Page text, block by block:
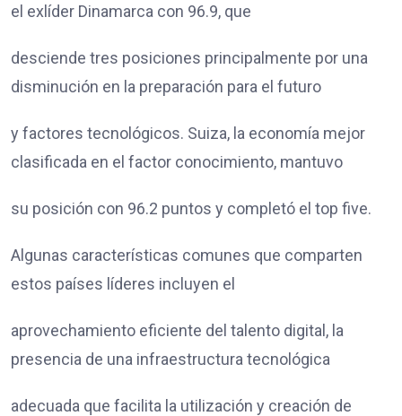
el exlíder Dinamarca con 96.9, que
desciende tres posiciones principalmente por una
disminución en la preparación para el futuro
y factores tecnológicos. Suiza, la economía mejor
clasificada en el factor conocimiento, mantuvo
su posición con 96.2 puntos y completó el top five.
Algunas características comunes que comparten
estos países líderes incluyen el
aprovechamiento eficiente del talento digital, la
presencia de una infraestructura tecnológica
adecuada que facilita la utilización y creación de